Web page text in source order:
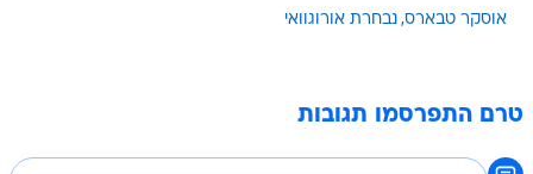
אוסקר טבארס נבחרת אורוגוואי
טרם התפרסמו תגובות